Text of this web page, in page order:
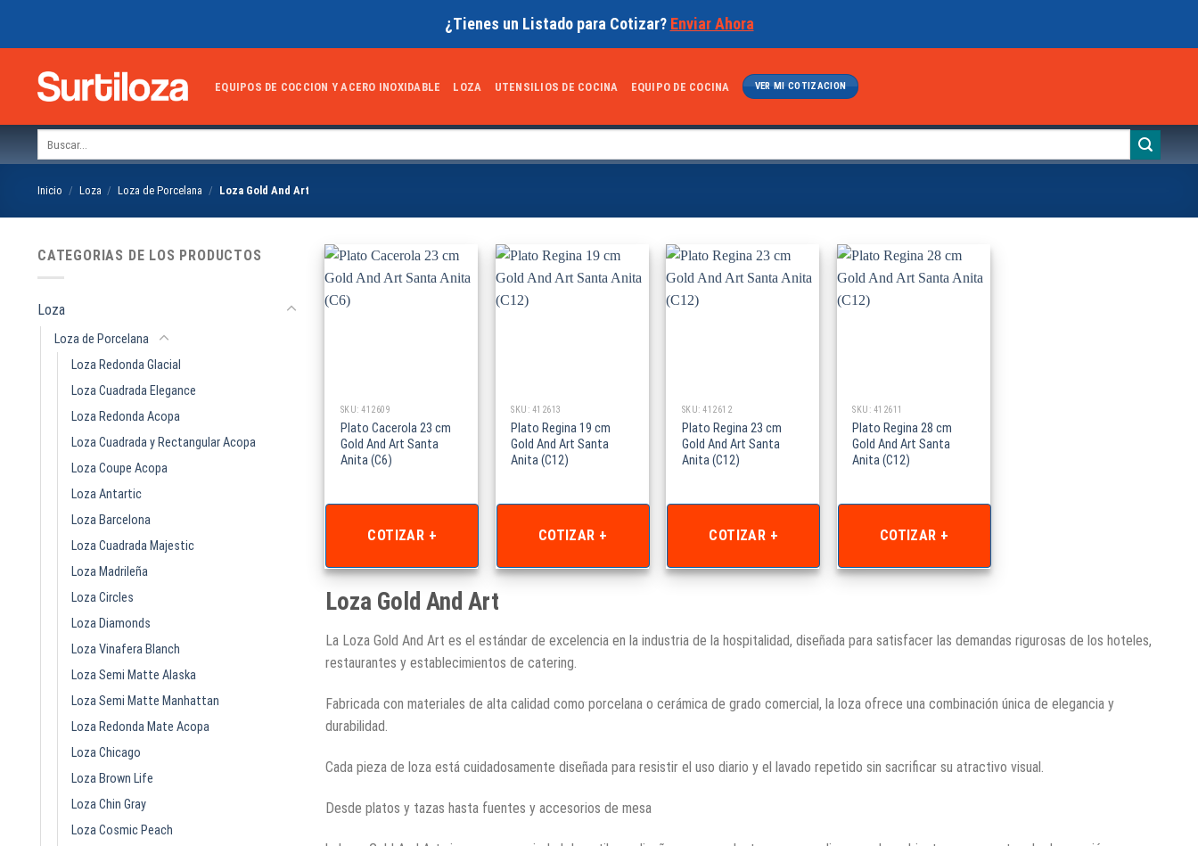
¿Tienes un Listado para Cotizar? Enviar Ahora
EQUIPOS DE COCCION Y ACERO INOXIDABLE LOZA UTENSILIOS DE COCINA EQUIPO DE COCINA VER MI COTIZACION
Inicio / Loza / Loza de Porcelana / Loza Gold And Art
CATEGORIAS DE LOS PRODUCTOS
Loza
Loza de Porcelana
Loza Redonda Glacial
Loza Cuadrada Elegance
Loza Redonda Acopa
Loza Cuadrada y Rectangular Acopa
Loza Coupe Acopa
Loza Antartic
Loza Barcelona
Loza Cuadrada Majestic
Loza Madrileña
Loza Circles
Loza Diamonds
Loza Vinafera Blanch
Loza Semi Matte Alaska
Loza Semi Matte Manhattan
Loza Redonda Mate Acopa
Loza Chicago
Loza Brown Life
Loza Chin Gray
Loza Cosmic Peach
SKU: 412609
Plato Cacerola 23 cm
Gold And Art Santa
Anita (C6)
COTIZAR +
SKU: 412613
Plato Regina 19 cm
Gold And Art Santa
Anita (C12)
COTIZAR +
SKU: 412612
Plato Regina 23 cm
Gold And Art Santa
Anita (C12)
COTIZAR +
SKU: 412611
Plato Regina 28 cm
Gold And Art Santa
Anita (C12)
COTIZAR +
Loza Gold And Art
La Loza Gold And Art es el estándar de excelencia en la industria de la hospitalidad, diseñada para satisfacer las demandas rigurosas de los hoteles,
restaurantes y establecimientos de catering.
Fabricada con materiales de alta calidad como porcelana o cerámica de grado comercial, la loza ofrece una combinación única de elegancia y
durabilidad.
Cada pieza de loza está cuidadosamente diseñada para resistir el uso diario y el lavado repetido sin sacrificar su atractivo visual.
Desde platos y tazas hasta fuentes y accesorios de mesa